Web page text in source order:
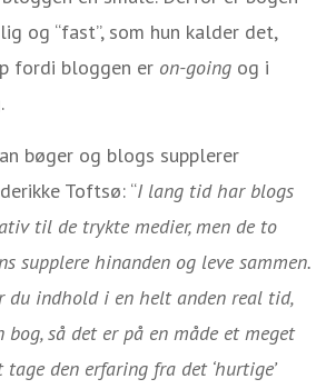
og “fast”, som hun kalder det,
fordi bloggen er on-going og i
bøger og blogs supplerer
Toftsø: “I lang tid har blogs
til de trykte medier, men de to
supplere hinanden og leve sammen.
du indhold i en helt anden real tid,
så det er på en måde et meget
den erfaring fra det ‘hurtige’